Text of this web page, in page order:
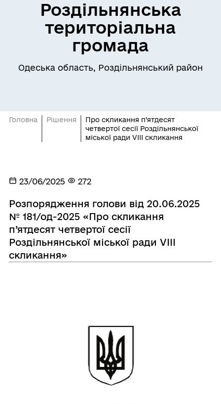
Роздільнянська
територіальна
громада
Одеська область, Роздільнянський район
Головна Рішення
Про скликання п’ятдесят
четвертої сесії Роздільнянської
міської ради VIІІ скликання
23/06/2025 272
Розпорядження голови від 20.06.2025
№ 181/од-2025 «Про скликання
п’ятдесят четвертої сесії
Роздільнянської міської ради VIІІ
скликання»